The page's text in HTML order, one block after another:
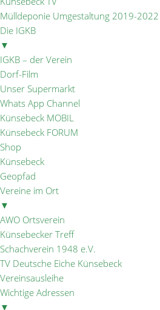
Mülldeponie Umgestaltung 2019-2022
Die IGKB
▼
IGKB – der Verein
Dorf-Film
Unser Supermarkt
Whats App Channel
Künsebeck MOBIL
Künsebeck FORUM
Shop
Künsebeck
Geopfad
Vereine im Ort
▼
AWO Ortsverein
Künsebecker Treff
Schachverein 1948 e.V.
TV Deutsche Eiche Künsebeck
Vereinsausleihe
Wichtige Adressen
▼